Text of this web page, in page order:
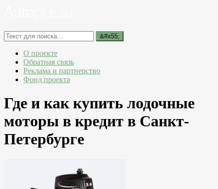
О проекте
Обратная связь
Реклама и партнерство
Фонд проекта
Где и как купить лодочные
моторы в кредит в Санкт-
Петербурге